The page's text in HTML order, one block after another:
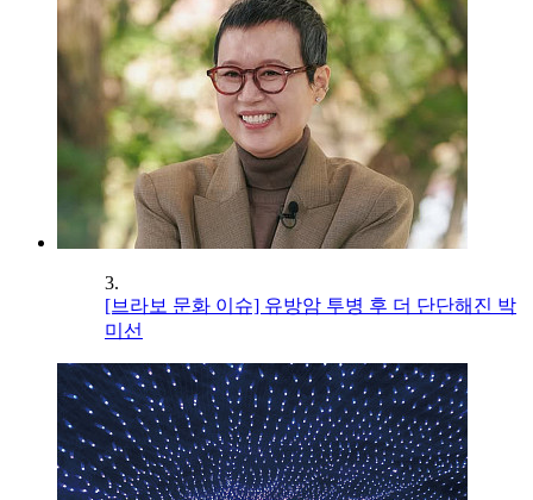
3.
[브라보 문화 이슈] 유방암 투병 후 더 단단해진 박
미선